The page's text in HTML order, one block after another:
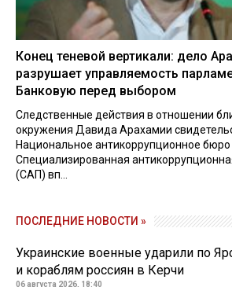
Конец теневой вертикали: дело
разрушает управляемость
Банковую перед выбором
Следственные действия в отношении
окружения Давида Арахамии
Национальное антикоррупционное
Специализированная
(САП) вп...
ПОСЛЕДНИЕ НОВОСТИ »
Украинские военные ударили по
и кораблям россиян в Керчи
06 августа 2026, 18:40